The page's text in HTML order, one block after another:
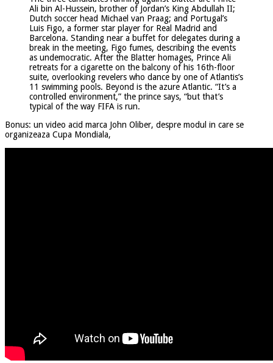
Ali bin Al-Hussein, brother of Jordan’s King Abdullah II;
Dutch soccer head Michael van Praag; and Portugal’s
Luis Figo, a former star player for Real Madrid and
Barcelona. Standing near a buffet for delegates during a
break in the meeting, Figo fumes, describing the events
as ­undemocratic. After the Blatter homages, Prince Ali
retreats for a cigarette on the balcony of his 16th-floor
suite, overlooking revelers who dance by one of Atlantis’s
11 swimming pools. Beyond is the azure Atlantic. “It’s a
controlled environment,” the prince says, “but that’s
typical of the way FIFA is run.
Bonus: un video acid marca John Oliber, despre modul in care se
organizeaza Cupa Mondiala,